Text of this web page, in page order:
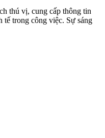
thú vị, cung cấp thông tin
trong công việc. Sự sáng